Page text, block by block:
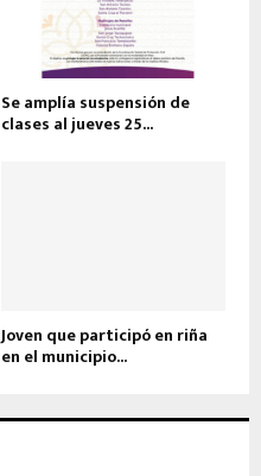
Se amplía suspensión de
clases al jueves 25...
Joven que participó en riña
en el municipio...